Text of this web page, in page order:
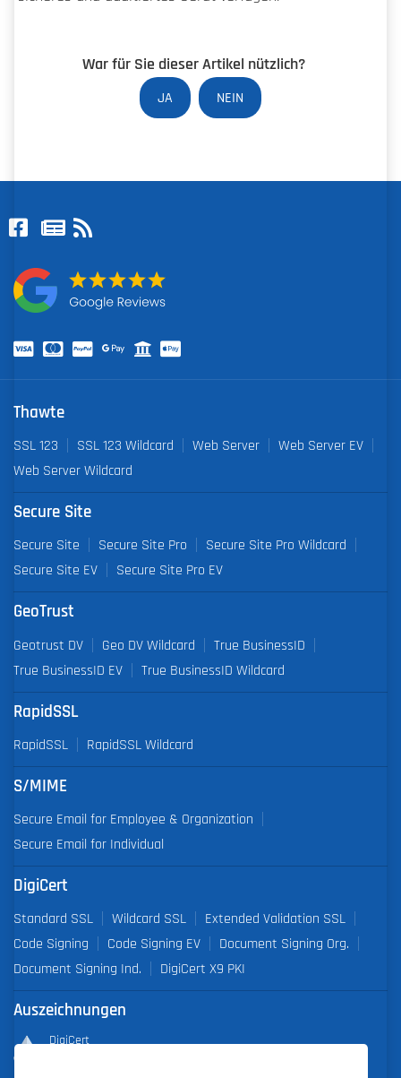
War für Sie dieser Artikel nützlich?
JA NEIN
Thawte
SSL 123 SSL 123 Wildcard Web Server
Web Server EV
Web Server Wildcard
Secure Site
Secure Site Secure Site Pro
Secure Site Pro Wildcard
Secure Site EV
Secure Site Pro EV
GeoTrust
Geotrust DV Geo DV Wildcard
True BusinessID
True BusinessID EV
True BusinessID Wildcard
RapidSSL
RapidSSL RapidSSL Wildcard
S/MIME
Secure Email for Employee & Organization
Secure Email for Individual
DigiCert
Standard SSL Wildcard SSL
Extended Validation SSL
Code Signing
Code Signing EV
Document Signing Org.
Document Signing Ind.
DigiCert X9 PKI
Auszeichnungen
DigiCert